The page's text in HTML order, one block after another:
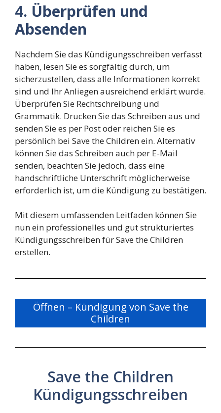
4. Überprüfen und
Absenden
Nachdem Sie das Kündigungsschreiben verfasst
haben, lesen Sie es sorgfältig durch, um
sicherzustellen, dass alle Informationen korrekt
sind und Ihr Anliegen ausreichend erklärt wurde.
Überprüfen Sie Rechtschreibung und
Grammatik. Drucken Sie das Schreiben aus und
senden Sie es per Post oder reichen Sie es
persönlich bei Save the Children ein. Alternativ
können Sie das Schreiben auch per E-Mail
senden, beachten Sie jedoch, dass eine
handschriftliche Unterschrift möglicherweise
erforderlich ist, um die Kündigung zu bestätigen.
Mit diesem umfassenden Leitfaden können Sie
nun ein professionelles und gut strukturiertes
Kündigungsschreiben für Save the Children
erstellen.
Öffnen – Kündigung von Save the
Children
Save the Children
Kündigungsschreiben